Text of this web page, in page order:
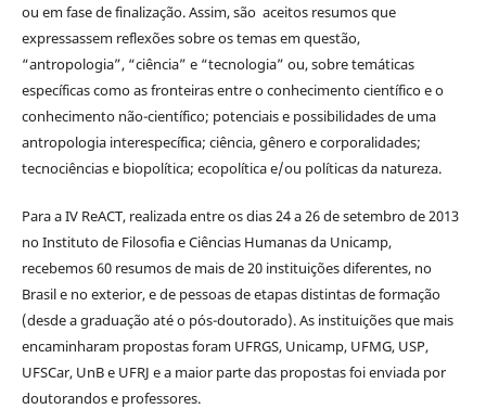
ou em fase de finalização. Assim, são aceitos resumos que
expressassem reflexões sobre os temas em questão,
“antropologia”, “ciência” e “tecnologia” ou, sobre temáticas
específicas como as fronteiras entre o conhecimento científico e o
conhecimento não-científico; potenciais e possibilidades de uma
antropologia interespecífica; ciência, gênero e corporalidades;
tecnociências e biopolítica; ecopolítica e/ou políticas da natureza.
Para a IV ReACT, realizada entre os dias 24 a 26 de setembro de 2013
no Instituto de Filosofia e Ciências Humanas da Unicamp,
recebemos 60 resumos de mais de 20 instituições diferentes, no
Brasil e no exterior, e de pessoas de etapas distintas de formação
(desde a graduação até o pós-doutorado). As instituições que mais
encaminharam propostas foram UFRGS, Unicamp, UFMG, USP,
UFSCar, UnB e UFRJ e a maior parte das propostas foi enviada por
doutorandos e professores.